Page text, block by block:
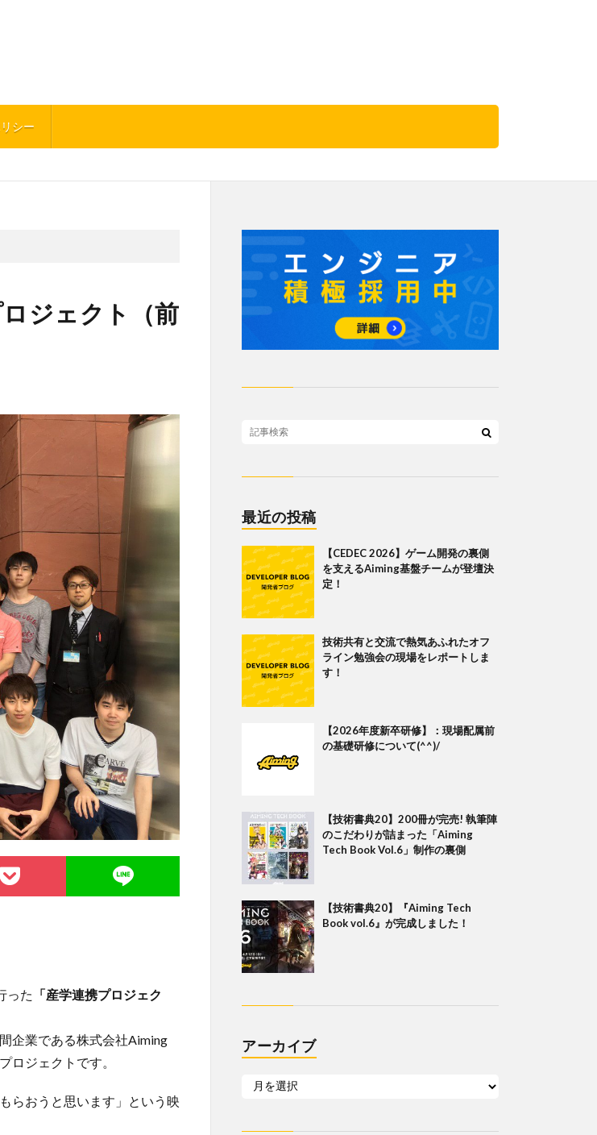
シー
ジェクト（前
った 「産学連携プロジェク
企業である株式会社Aiming
ロジェクトです。
らおうと思います」という映
最近の投稿
【CEDEC 2026】ゲーム開発の裏側
を支えるAiming基盤チームが登壇決
定！
技術共有と交流で熱気あふれたオフ
ライン勉強会の現場をレポートしま
す！
【2026年度新卒研修】：現場配属前
の基礎研修について(^^)/
【技術書典20】200冊が完売! 執筆陣
のこだわりが詰まった「Aiming
Tech Book Vol.6」制作の裏側
【技術書典20】『Aiming Tech
Book vol.6』が完成しました！
アーカイブ